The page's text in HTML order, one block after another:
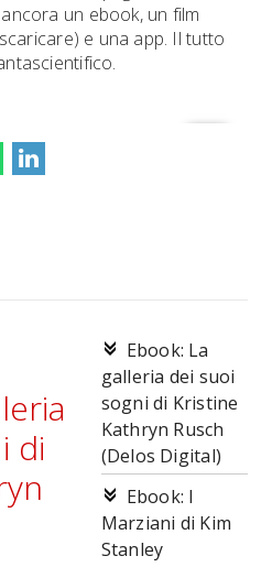
un ebook, un film
e una app. Il tutto
Ebook: La
galleria dei suoi
sogni di Kristine
Kathryn Rusch
(Delos Digital)
Ebook: I
Marziani di Kim
Stanley
di